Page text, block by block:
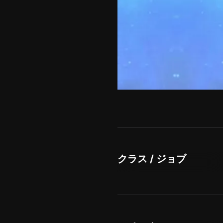
クラス / ジョブ